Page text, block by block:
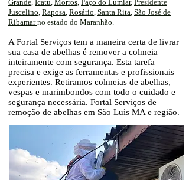
Grande, Icatu, Morros, Paço do Lumiar, Presidente
Juscelino, Raposa, Rosário, Santa Rita, São José de
Ribamarno estado do Maranhão.
A Fortal Serviços tem a maneira certa de livrar
sua casa de abelhas é remover a colmeia
inteiramente com segurança. Esta tarefa
precisa e exige as ferramentas e profissionais
experientes. Retiramos colmeias de abelhas,
vespas e marimbondos com todo o cuidado e
segurança necessária. Fortal Serviços de
remoção de abelhas em Sâo Luìs MA e região.